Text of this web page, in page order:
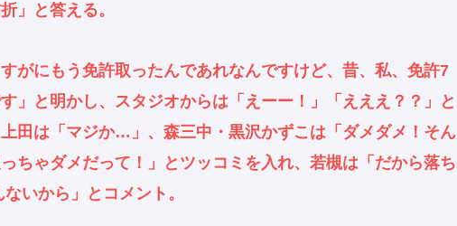
」と答える。
がにもう免許取ったんであれなんですけど、昔、私、免許7
」と明かし、スタジオからは「えーー！」「えええ？？」と
田は「マジか…」、森三中・黒沢かずこは「ダメダメ！そん
ちゃダメだって！」とツッコミを入れ、若槻は「だから落ち
いから」とコメント。